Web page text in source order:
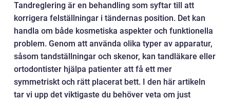
Tandreglering är en behandling som syftar till att
korrigera felställningar i tändernas position. Det kan
handla om både kosmetiska aspekter och funktionella
problem. Genom att använda olika typer av apparatur,
såsom tandställningar och skenor, kan tandläkare eller
ortodontister hjälpa patienter att få ett mer
symmetriskt och rätt placerat bett. I den här artikeln
tar vi upp det viktigaste du behöver veta om just